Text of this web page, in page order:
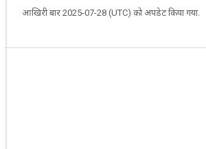
आखिरी बार 2025-07-28 (UTC) को अपडेट किया गया.